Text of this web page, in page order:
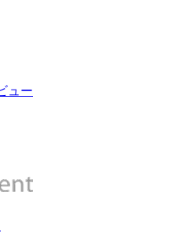
ュー